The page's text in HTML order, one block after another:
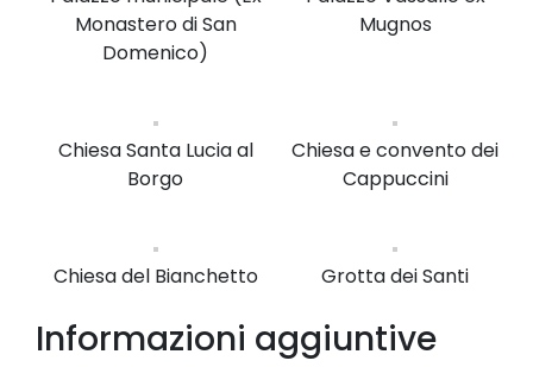
Monastero di San
Domenico)
Mugnos
Chiesa Santa Lucia al
Borgo
Chiesa e convento dei
Cappuccini
Chiesa del Bianchetto Grotta dei Santi
Informazioni aggiuntive